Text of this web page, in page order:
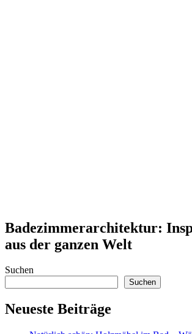
Badezimmerarchitektur:
aus der ganzen Welt
Suchen
Suchen
Neueste Beiträge